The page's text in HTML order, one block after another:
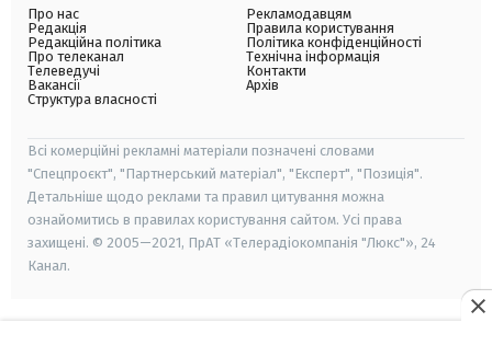
Про нас
Редакція
Редакційна політика
Про телеканал
Телеведучі
Вакансії
Структура власності
Рекламодавцям
Правила користування
Політика конфіденційності
Технічна інформація
Контакти
Архів
Всі комерційні рекламні матеріали позначені словами
"Спецпроєкт", "Партнерський матеріал", "Експерт", "Позиція".
Детальніше щодо реклами та правил цитування можна
ознайомитись в правилах користування сайтом. Усі права
захищені. © 2005—2021, ПрАТ «Телерадіокомпанія "Люкс"», 24
Канал.